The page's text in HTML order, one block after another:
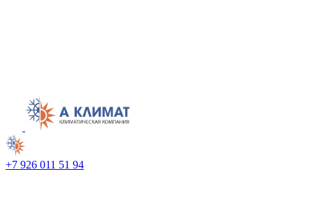
+7 926 011 51 94